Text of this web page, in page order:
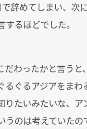
辞めてしまい、次
るほどでした。
だわったかと言う
ぐるアジアをまわ
たいみたいな、ア
うのは考えていた